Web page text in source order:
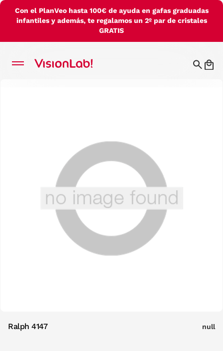
Con el PlanVeo hasta 100€ de ayuda en gafas graduadas
infantiles y además, te regalamos un 2º par de cristales
GRATIS
Ralph 4147 null